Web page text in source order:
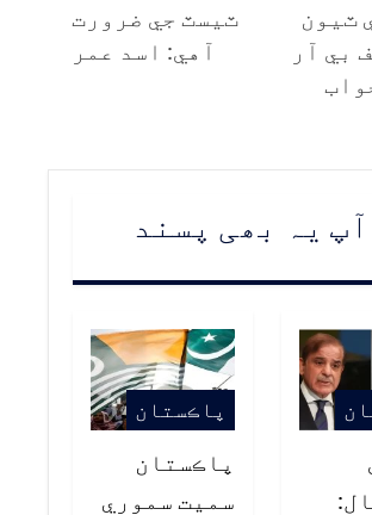
ٽيون
بي آر
ٽيسٽ جي ضرورت
آهي: اسد عمر
یہ بھی پسند
پاڪستان
پاڪستان
سميت سموري